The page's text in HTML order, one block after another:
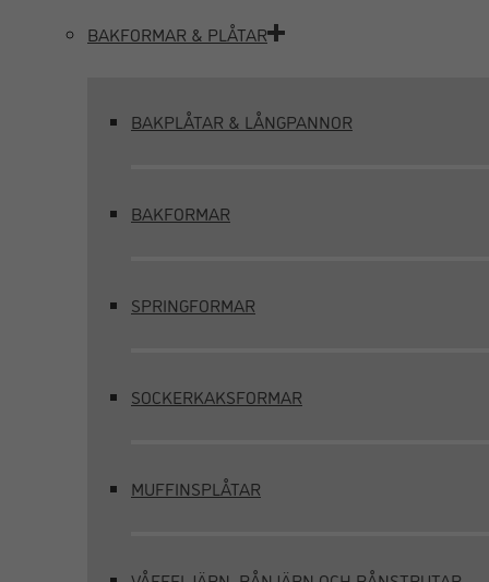
BAKFORMAR & PLÅTAR
BAKPLÅTAR & LÅNGPANNOR
BAKFORMAR
SPRINGFORMAR
SOCKERKAKSFORMAR
MUFFINSPLÅTAR